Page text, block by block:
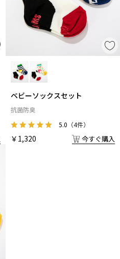
ベビーソックスセット
抗菌防臭
5.0 （4件）
￥1,320 今すぐ購入